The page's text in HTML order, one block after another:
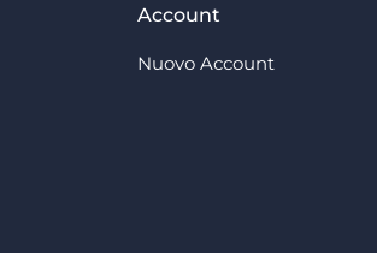
Account
Nuovo Account